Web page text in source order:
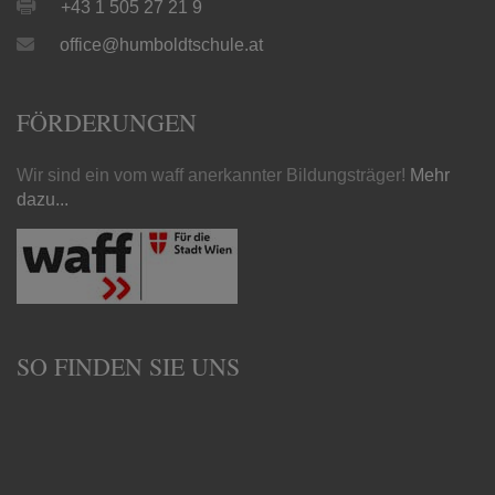
+43 1 505 27 21 9
office@humboldtschule.at
FÖRDERUNGEN
Wir sind ein vom waff anerkannter Bildungsträger! Mehr
dazu...
SO FINDEN SIE UNS